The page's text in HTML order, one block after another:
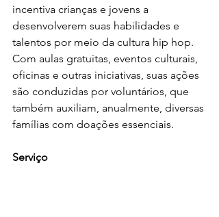
incentiva crianças e jovens a
desenvolverem suas habilidades e
talentos por meio da cultura hip hop.
Com aulas gratuitas, eventos culturais,
oficinas e outras iniciativas, suas ações
são conduzidas por voluntários, que
também auxiliam, anualmente, diversas
famílias com doações essenciais.
Serviço